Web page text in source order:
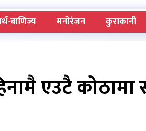
बाणिज्य मनोरंजन कुराकानी
एउटै